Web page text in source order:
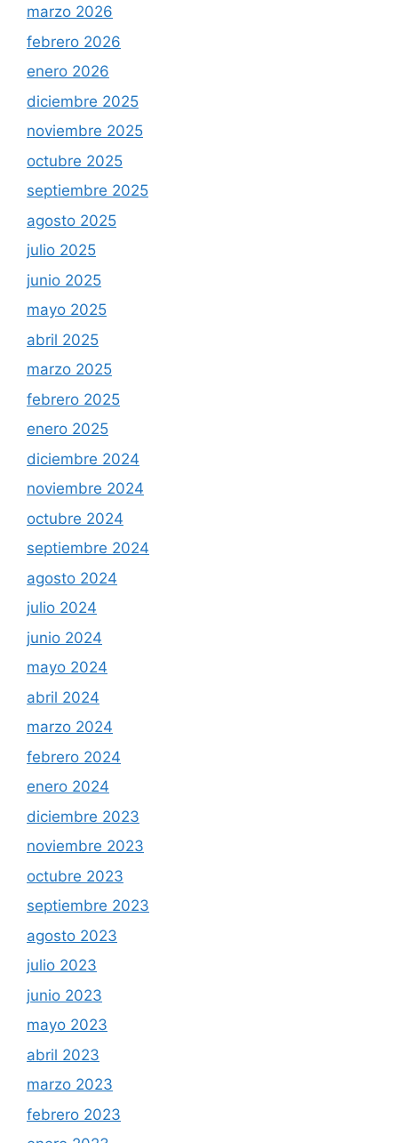
marzo 2026
febrero 2026
enero 2026
diciembre 2025
noviembre 2025
octubre 2025
septiembre 2025
agosto 2025
julio 2025
junio 2025
mayo 2025
abril 2025
marzo 2025
febrero 2025
enero 2025
diciembre 2024
noviembre 2024
octubre 2024
septiembre 2024
agosto 2024
julio 2024
junio 2024
mayo 2024
abril 2024
marzo 2024
febrero 2024
enero 2024
diciembre 2023
noviembre 2023
octubre 2023
septiembre 2023
agosto 2023
julio 2023
junio 2023
mayo 2023
abril 2023
marzo 2023
febrero 2023